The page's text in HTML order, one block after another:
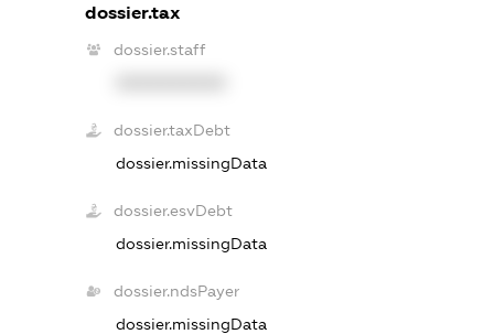
dossier.tax
dossier.staff
dossier.taxDebt
dossier.missingData
dossier.esvDebt
dossier.missingData
dossier.ndsPayer
dossier.missingData